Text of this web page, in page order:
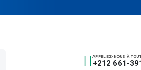
+212 661-
APPELEZ-NOUS À